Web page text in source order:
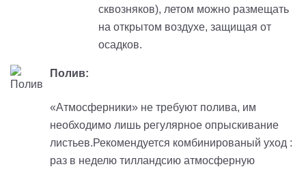
сквозняков), летом можно размещать
на открытом воздухе, защищая от
осадков.
Полив:
«Атмосферники» не требуют полива, им
необходимо лишь регулярное опрыскивание
листьев.Рекомендуется комбинированый уход :
раз в неделю тилландсию атмосферную